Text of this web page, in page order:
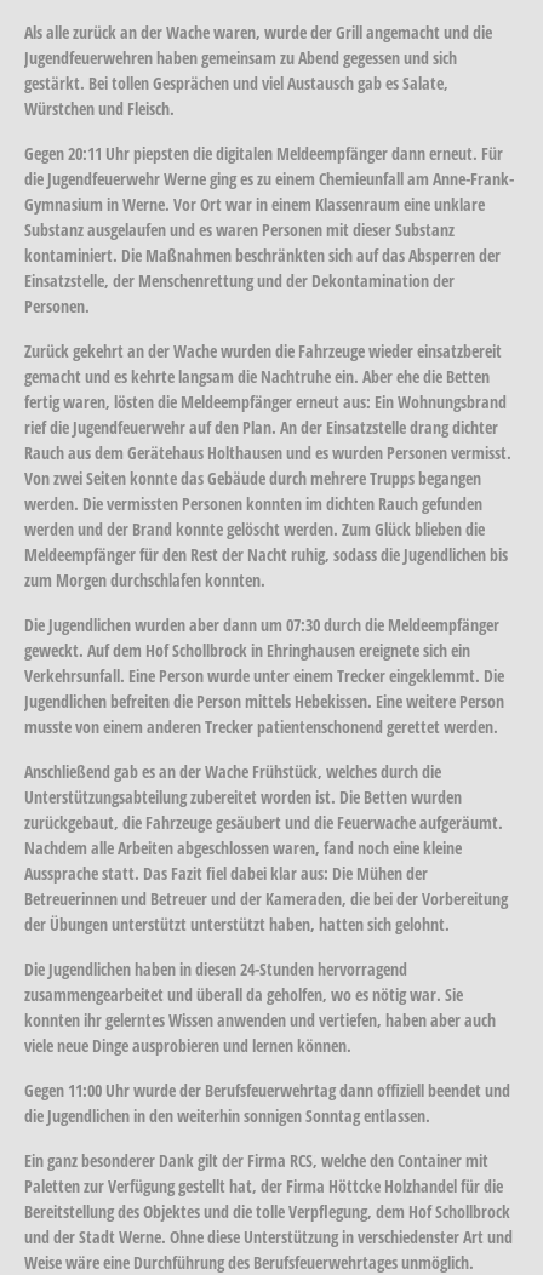
Als alle zurück an der Wache waren, wurde der Grill angemacht und die
Jugendfeuerwehren haben gemeinsam zu Abend gegessen und sich
gestärkt. Bei tollen Gesprächen und viel Austausch gab es Salate,
Würstchen und Fleisch.
Gegen 20:11 Uhr piepsten die digitalen Meldeempfänger dann erneut. Für
die Jugendfeuerwehr Werne ging es zu einem Chemieunfall am Anne-Frank-
Gymnasium in Werne. Vor Ort war in einem Klassenraum eine unklare
Substanz ausgelaufen und es waren Personen mit dieser Substanz
kontaminiert. Die Maßnahmen beschränkten sich auf das Absperren der
Einsatzstelle, der Menschenrettung und der Dekontamination der
Personen.
Zurück gekehrt an der Wache wurden die Fahrzeuge wieder einsatzbereit
gemacht und es kehrte langsam die Nachtruhe ein. Aber ehe die Betten
fertig waren, lösten die Meldeempfänger erneut aus: Ein Wohnungsbrand
rief die Jugendfeuerwehr auf den Plan. An der Einsatzstelle drang dichter
Rauch aus dem Gerätehaus Holthausen und es wurden Personen vermisst.
Von zwei Seiten konnte das Gebäude durch mehrere Trupps begangen
werden. Die vermissten Personen konnten im dichten Rauch gefunden
werden und der Brand konnte gelöscht werden. Zum Glück blieben die
Meldeempfänger für den Rest der Nacht ruhig, sodass die Jugendlichen bis
zum Morgen durchschlafen konnten.
Die Jugendlichen wurden aber dann um 07:30 durch die Meldeempfänger
geweckt. Auf dem Hof Schollbrock in Ehringhausen ereignete sich ein
Verkehrsunfall. Eine Person wurde unter einem Trecker eingeklemmt. Die
Jugendlichen befreiten die Person mittels Hebekissen. Eine weitere Person
musste von einem anderen Trecker patientenschonend gerettet werden.
Anschließend gab es an der Wache Frühstück, welches durch die
Unterstützungsabteilung zubereitet worden ist. Die Betten wurden
zurückgebaut, die Fahrzeuge gesäubert und die Feuerwache aufgeräumt.
Nachdem alle Arbeiten abgeschlossen waren, fand noch eine kleine
Aussprache statt. Das Fazit fiel dabei klar aus: Die Mühen der
Betreuerinnen und Betreuer und der Kameraden, die bei der Vorbereitung
der Übungen unterstützt unterstützt haben, hatten sich gelohnt.
Die Jugendlichen haben in diesen 24-Stunden hervorragend
zusammengearbeitet und überall da geholfen, wo es nötig war. Sie
konnten ihr gelerntes Wissen anwenden und vertiefen, haben aber auch
viele neue Dinge ausprobieren und lernen können.
Gegen 11:00 Uhr wurde der Berufsfeuerwehrtag dann offiziell beendet und
die Jugendlichen in den weiterhin sonnigen Sonntag entlassen.
Ein ganz besonderer Dank gilt der Firma RCS, welche den Container mit
Paletten zur Verfügung gestellt hat, der Firma Höttcke Holzhandel für die
Bereitstellung des Objektes und die tolle Verpflegung, dem Hof Schollbrock
und der Stadt Werne. Ohne diese Unterstützung in verschiedenster Art und
Weise wäre eine Durchführung des Berufsfeuerwehrtages unmöglich.